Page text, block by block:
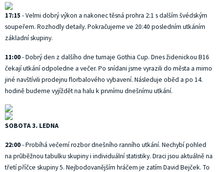
17:15 - Velmi dobrý výkon a nakonec těsná prohra 2:1 s dalším švédským
soupeřem. Rozhodly detaily. Pokračujeme ve 20:40 posledním utkáním
základní skupiny.
11:00- Dobrý den z dalšího dne turnaje Gothia Cup. Dnes židenickou B16
čekají utkání odpoledne a večer. Po snídani jsme vyrazili do města a mimo
jiné navštívili prodejnu florbalového vybavení. Následuje oběd a po 14.
hodině budeme vyjíždět na halu k prvnímu dnešnímu utkání.
SOBOTA 3. LEDNA
22:00- Probíhá večerní rozbor dnešního ranního utkání. Nechybí pohled
na průběžnou tabulku skupiny i individuální statistiky. Draci jsou aktuálně na
třetí příčce skupiny 5. Nejbodovanějším hráčem je zatím David Bejček. To